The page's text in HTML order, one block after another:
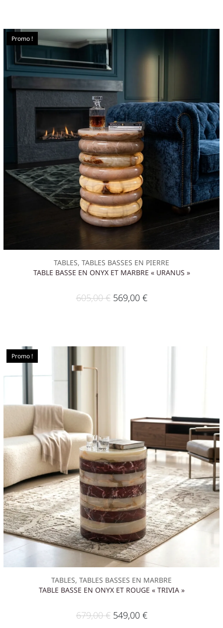
Promo !
TABLES, TABLES BASSES EN PIERRE
TABLE BASSE EN ONYX ET MARBRE « URANUS »
605,00€ 569,00 €
Promo !
TABLES, TABLES BASSES EN MARBRE
TABLE BASSE EN ONYX ET ROUGE « TRIVIA »
679,00€ 549,00 €